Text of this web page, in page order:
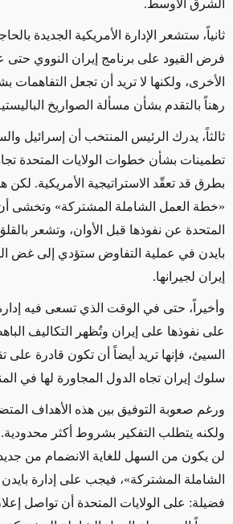
الشرق الأوسط.
ثانياً، ستشعر الإدارة الأمريكية الجديدة
فرض القيود على برنامج إيران النووي حتى
الأخرى، ولكنها لا تريد أن تجعل التفاهمات
رهناً بالتقدم بشأن مسألة الصواريخ
ثالثاً، يدرك الرئيس المنتخب أن إسرائيل
تطمينات بشأن خطوات الولايات المتحدة
بطرق قد تعقّد الاستراتيجية الأمريكية.
«خطة العمل الشاملة المشتركة» وتخشى أن
المتحدة عن نفوذها قبل الأوان، وتشعر
بايدن في عملية التفاوض ستؤدي إلى غض
إيران لجيرانها.
وأخيراً، حتى في الوقت الذي تسعى فيه
على نفوذها على إيران وتُظهر التكاليف
السيئ، فإنها تريد أيضاً أن تكون قادرة على
سلوك إيران تجاه الدول المجاورة لها في
ورغم صعوبة التوفيق بين هذه الأهداف
ولكنه يتطلب التفكير بشروط أكثر محدودية.
لن يكون من السهل للغاية الانضمام من
الشاملة المشتركة»، فيجب على إدارة
فضيلة: على الولايات المتحدة أن تواصل